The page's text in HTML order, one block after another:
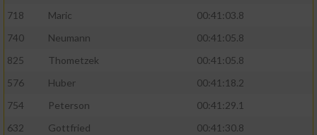
718
Maric
00:41:03.8
740
Neumann
00:41:05.8
825
Thometzek
00:41:05.8
576
Huber
00:41:18.2
754
Peterson
00:41:29.1
632
Gottfried
00:41:30.8